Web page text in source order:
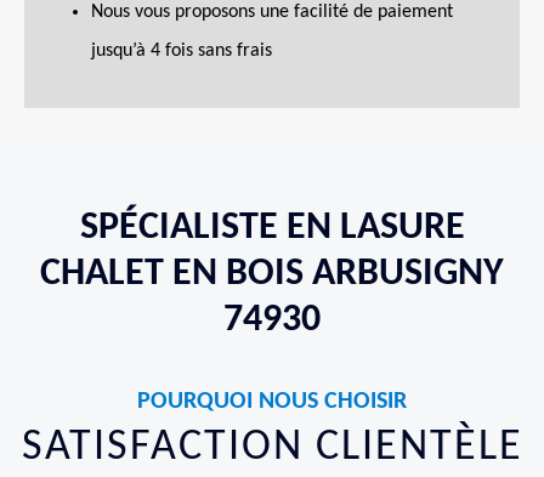
Nous vous proposons une facilité de paiement
jusqu’à 4 fois sans frais
SPÉCIALISTE EN LASURE
CHALET EN BOIS ARBUSIGNY
74930
POURQUOI NOUS CHOISIR
SATISFACTION CLIENTÈLE